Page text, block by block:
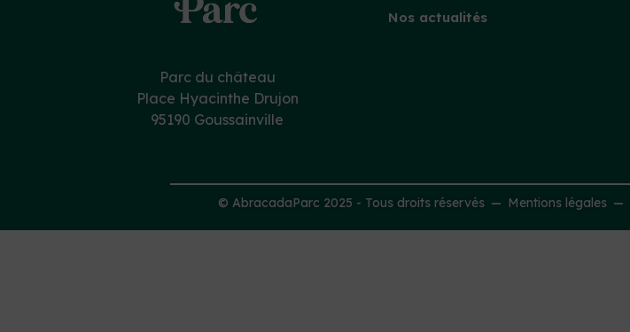
Parc du château
Place Hyacinthe Drujon
95190 Goussainville
Nos actualités
© AbracadaParc 2025 - Tous droits réservés Mentions légales